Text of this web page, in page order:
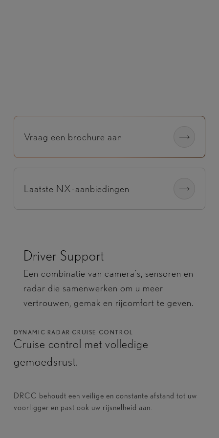
Vraag een brochure aan
Laatste NX-aanbiedingen
Driver Support
Een combinatie van camera's, sensoren en
radar die samenwerken om u meer
vertrouwen, gemak en rijcomfort te geven.
DYNAMIC RADAR CRUISE CONTROL
Cruise control met volledige
gemoedsrust.
DRCC behoudt een veilige en constante afstand tot uw
voorligger en past ook uw rijsnelheid aan.